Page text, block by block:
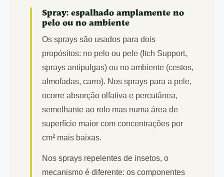
Spray: espalhado amplamente no
pelo ou no ambiente
Os sprays são usados para dois
propósitos: no pelo ou pele (Itch Support,
sprays antipulgas) ou no ambiente (cestos,
almofadas, carro). Nos sprays para a pele,
ocorre absorção olfativa e percutânea,
semelhante ao rolo mas numa área de
superfície maior com concentrações por
cm² mais baixas.
Nos sprays repelentes de insetos, o
mecanismo é diferente: os componentes